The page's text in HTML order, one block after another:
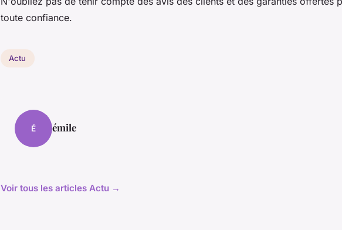
toute confiance.
Actu
É émile
Voir tous les articles Actu →